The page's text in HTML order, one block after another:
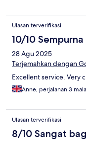
Ulasan terverifikasi
10/10 Sempurna
28 Agu 2025
Terjemahkan dengan
Excellent service. Very
Anne, perjalanan 3
Ulasan terverifikasi
8/10 Sangat